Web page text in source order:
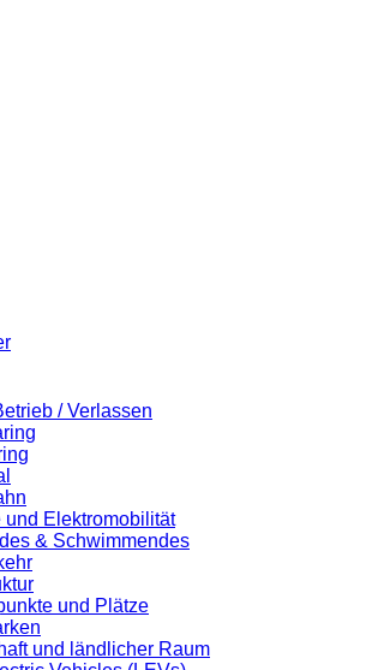
/ Verlassen
und Elektromobilität
& Schwimmendes
und Plätze
und ländlicher Raum